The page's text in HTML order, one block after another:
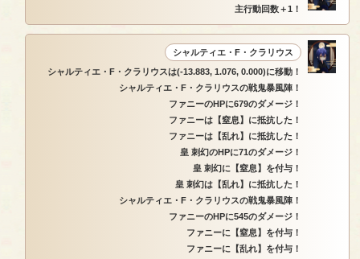
主行動回数＋1！
シャルティエ・F・クラリウス
シャルティエ・F・クラリウスは(-13.883, 1.076, 0.000)に移動！
シャルティエ・F・クラリウスの戦鬼暴風陣！
ファニーのHPに679のダメージ！
ファニーは【窒息】に抵抗した！
ファニーは【乱れ】に抵抗した！
皇 刺幻のHPに71のダメージ！
皇 刺幻に【窒息】を付与！
皇 刺幻は【乱れ】に抵抗した！
シャルティエ・F・クラリウスの戦鬼暴風陣！
ファニーのHPに545のダメージ！
ファニーに【窒息】を付与！
ファニーに【乱れ】を付与！